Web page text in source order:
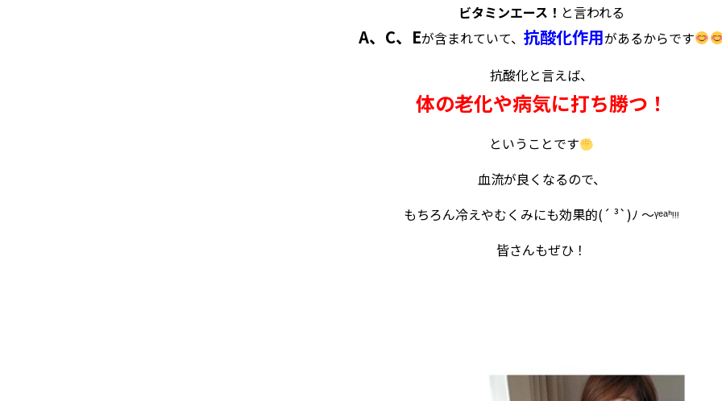
ビタミンエース ！ と言われる
A、C、Eが含まれていて、抗酸化作用があるからです
抗酸化と言えば、
体の老化や病気に打ち勝つ！
ということです
血流が良くなるので、
もちろん冷えやむくみにも効果的(´ ³`)ﾉ ～ᵞᵉᵃᑋᵎᵎᵎ
皆さんもぜひ！